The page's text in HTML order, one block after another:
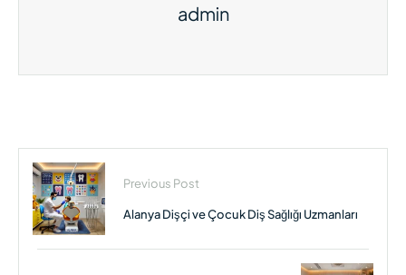
admin
Previous Post
Alanya Dişçi ve Çocuk Diş Sağlığı Uzmanları